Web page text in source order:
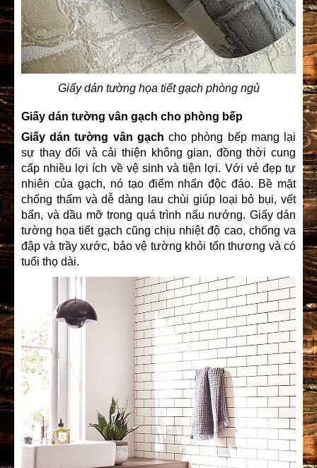
Giấy dán tường họa tiết gạch phòng ngủ
Giấy dán tường vân gạch cho phòng bếp
Giấy dán tường vân gạch cho phòng bếp mang lại
sự thay đổi và cải thiện không gian, đồng thời cung
cấp nhiều lợi ích về vệ sinh và tiện lợi. Với vẻ đẹp tự
nhiên của gạch, nó tạo điểm nhấn độc đáo. Bề mặt
chống thấm và dễ dàng lau chùi giúp loại bỏ bụi, vết
bẩn, và dầu mỡ trong quá trình nấu nướng. Giấy dán
tường họa tiết gạch cũng chịu nhiệt độ cao, chống va
đập và trầy xước, bảo vệ tường khỏi tổn thương và có
tuổi thọ dài.